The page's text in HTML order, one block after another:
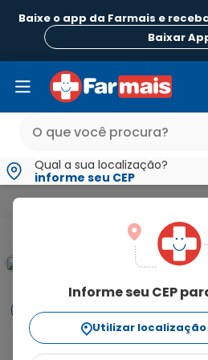
Baixe o app da Farmais e
Baixar
Qual a sua localização?
informe seu CEP
Informe seu CEP
Utilizar
Informações
O esmalte risqué diamond gel